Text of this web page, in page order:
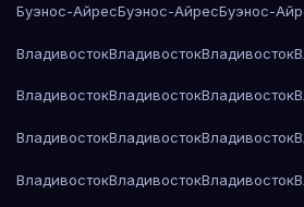
Буэнос-АйресБуэнос-АйресБуэнос-
ВладивостокВладивостокВладивосток
ВладивостокВладивостокВладивосток
ВладивостокВладивостокВладивосток
ВладивостокВладивостокВладивосток